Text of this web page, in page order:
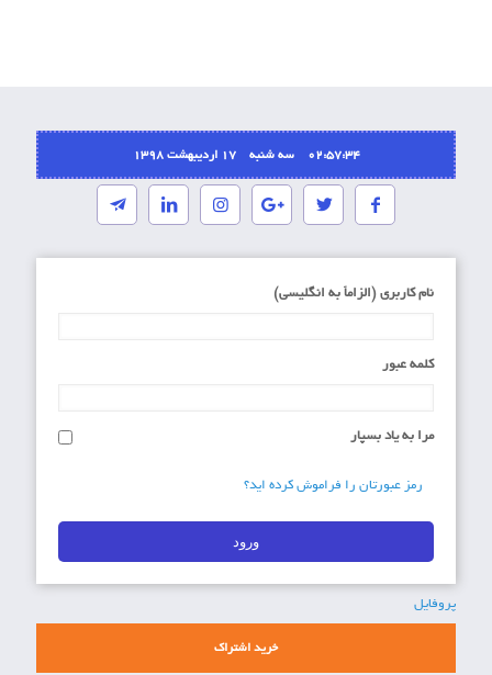
02:57:34 سه شنبه ۱۷ اردیبهشت ۱۳۹۸
نام کاربری (الزاماَ به انگلیسی)
کلمه عبور
مرا به یاد بسپار
رمز عبورتان را فراموش کرده اید؟
پروفایل
خرید اشتراک